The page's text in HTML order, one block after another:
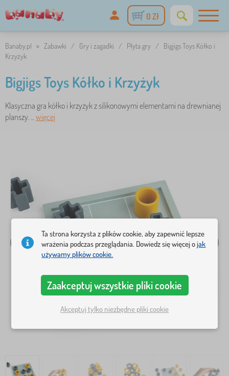
0 Zł
Banaby.pl » Zabawki / Gry i zagadki / Płyta gry /
Bigjigs Toys Kółko i
Krzyżyk
Bigjigs Toys Kółko i Krzyżyk
Klasyczna gra kółko i krzyżyk z silikonowymi elementami na drewnianej
planszy. .. więcej
Ta strona korzysta z plików cookie, aby zapewnić lepsze
wrażenia podczas przeglądania. Dowiedz się więcej ojak
używamy plików cookie.
Zaakceptuj wszystkie pliki cookie
Akceptuj tylko niezbędne pliki cookie